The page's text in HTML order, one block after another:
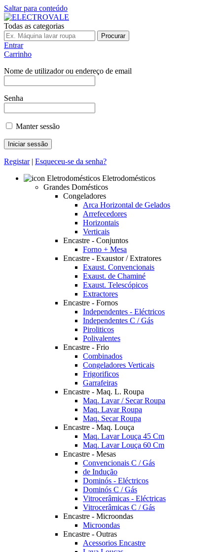
Saltar para conteúdo
Todas as categorias
Procurar
Entrar
Carrinho
Nome de utilizador ou endereço de email
Senha
Manter sessão
Registar| Esqueceu-se da senha?
Eletrodomésticos
Grandes Domésticos
Congeladores
Arca Horizontal de Gelados
Arrefecedores
Horizontais
Verticais
Encastre - Conjuntos
Forno + Mesa
Encastre - Exaustor / Extratores
Exaust. Convencionais
Exaust. de Chaminé
Exaust. Telescópicos
Extractores
Encastre - Fornos
Independentes - Eléctricos
Independentes C / Gás
Piroliticos
Polivalentes
Encastre - Frio
Combinados
Congeladores Verticais
Frigorificos
Garrafeiras
Encastre - Maq. L. Roupa
Maq. Lavar / Secar Roupa
Maq. Lavar Roupa
Maq. Secar Roupa
Encastre - Maq. Louça
Maq. Lavar Louça 45 Cm
Maq. Lavar Louça 60 Cm
Encastre - Mesas
Convencionais C / Gás
de Indução
Dominós - Eléctricos
Dominós C / Gás
Vitrocerâmicas - Eléctricas
Vitrocerâmicas C / Gás
Encastre - Microondas
Microondas
Encastre - Outras
Acessorios Encastre